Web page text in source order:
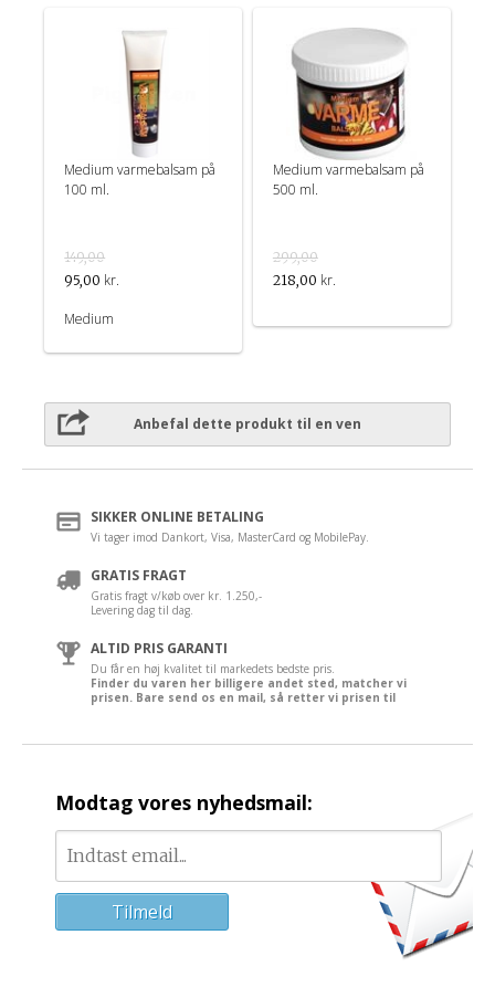
Medium varmebalsam på
100 ml.
149,00
95,00 kr.
Medium
Medium varmebalsam på
500 ml.
299,00
218,00 kr.
Anbefal dette produkt til en ven
SIKKER ONLINE BETALING
Vi tager imod Dankort, Visa, MasterCard og MobilePay.
GRATIS FRAGT
Gratis fragt v/køb over kr. 1.250,-
Levering dag til dag.
ALTID PRIS GARANTI
Du får en høj kvalitet til markedets bedste pris.
Finder du varen her billigere andet sted, matcher vi
prisen. Bare send os en mail, så retter vi prisen til
Modtag vores nyhedsmail: